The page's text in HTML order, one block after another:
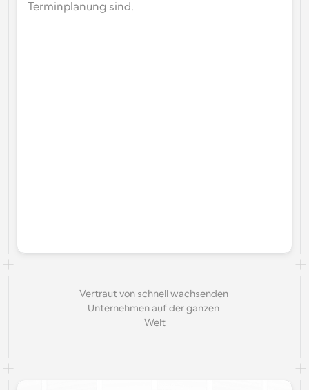
Terminplanung sind.
Vertraut von schnell wachsenden
Unternehmen auf der ganzen
Welt